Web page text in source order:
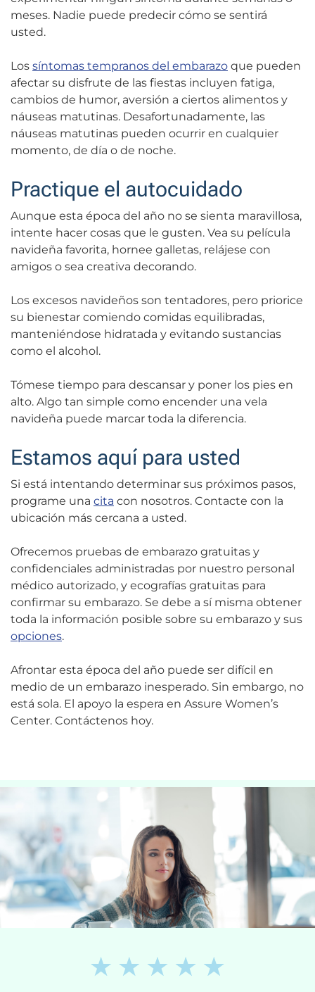
meses. Nadie puede predecir cómo se sentirá
usted.
Los síntomas tempranos del embarazo que pueden
afectar su disfrute de las fiestas incluyen fatiga,
cambios de humor, aversión a ciertos alimentos y
náuseas matutinas. Desafortunadamente, las
náuseas matutinas pueden ocurrir en cualquier
momento, de día o de noche.
Practique el autocuidado
Aunque esta época del año no se sienta maravillosa,
intente hacer cosas que le gusten. Vea su película
navideña favorita, hornee galletas, relájese con
amigos o sea creativa decorando.
Los excesos navideños son tentadores, pero priorice
su bienestar comiendo comidas equilibradas,
manteniéndose hidratada y evitando sustancias
como el alcohol.
Tómese tiempo para descansar y poner los pies en
alto. Algo tan simple como encender una vela
navideña puede marcar toda la diferencia.
Estamos aquí para usted
Si está intentando determinar sus próximos pasos,
programe una cita con nosotros. Contacte con la
ubicación más cercana a usted.
Ofrecemos pruebas de embarazo gratuitas y
confidenciales administradas por nuestro personal
médico autorizado, y ecografías gratuitas para
confirmar su embarazo. Se debe a sí misma obtener
toda la información posible sobre su embarazo y sus
opciones.
Afrontar esta época del año puede ser difícil en
medio de un embarazo inesperado. Sin embargo, no
está sola. El apoyo la espera en Assure Women’s
Center. Contáctenos hoy.